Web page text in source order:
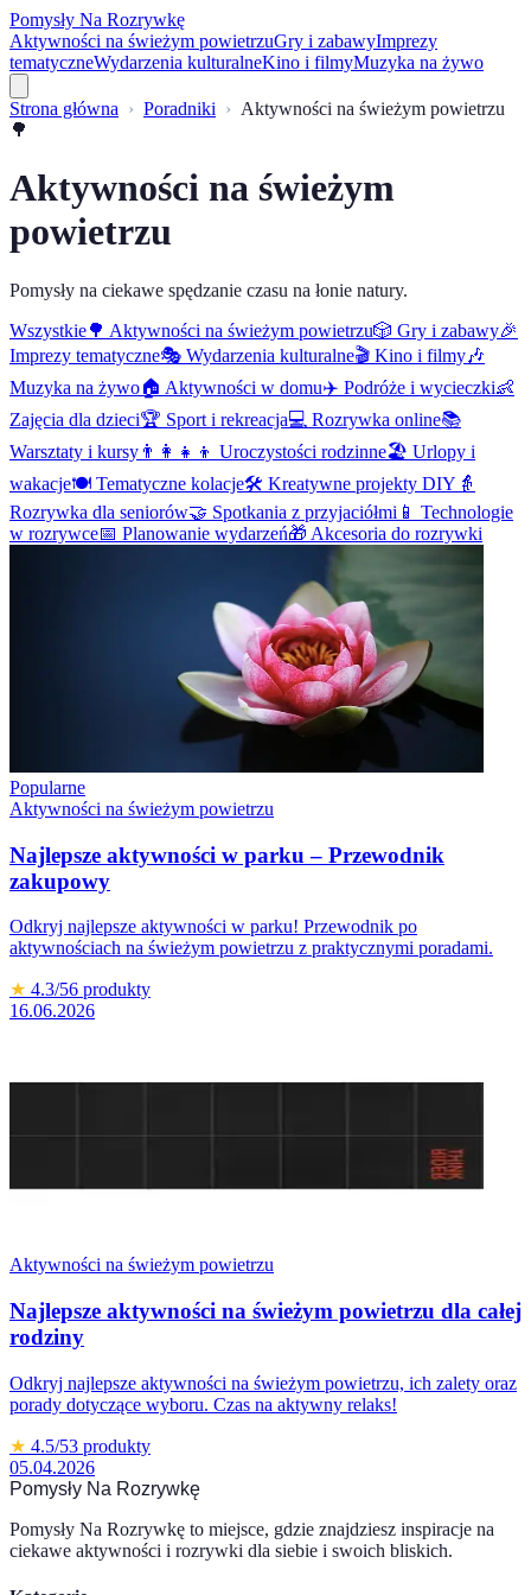
Pomysły Na Rozrywkę
Aktywności na świeżym powietrzuGry i zabawyImprezy
tematyczneWydarzenia kulturalneKino i filmyMuzyka na żywo
Strona główna Poradniki
Aktywności na świeżym powietrzu
🌳
Aktywności na świeżym
powietrzu
Pomysły na ciekawe spędzanie czasu na łonie natury.
Wszystkie🌳 Aktywności na świeżym powietrzu🎲 Gry i zabawy🎉
Imprezy tematyczne🎭 Wydarzenia kulturalne🎬 Kino i filmy🎶
Muzyka na żywo🏠 Aktywności w domu✈️ Podróże i wycieczki👶
Zajęcia dla dzieci🏆 Sport i rekreacja💻 Rozrywka online📚
Warsztaty i kursy 👨‍👩‍👧‍👦 Uroczystości rodzinne🏖️ Urlopy i
wakacje🍽️ Tematyczne kolacje🛠️ Kreatywne projekty DIY 👵
Rozrywka dla seniorów🤝 Spotkania z przyjaciółmi 📱 Technologie
w rozrywce📅 Planowanie wydarzeń🎁 Akcesoria do rozrywki
Popularne
Aktywności na świeżym powietrzu
Najlepsze aktywności w parku – Przewodnik
zakupowy
Odkryj najlepsze aktywności w parku! Przewodnik po
aktywnościach na świeżym powietrzu z praktycznymi poradami.
★ 4.3/56 produkty
16.06.2026
Aktywności na świeżym powietrzu
Najlepsze aktywności na świeżym powietrzu dla całej
rodziny
Odkryj najlepsze aktywności na świeżym powietrzu, ich zalety oraz
porady dotyczące wyboru. Czas na aktywny relaks!
★ 4.5/53 produkty
05.04.2026
Pomysły Na Rozrywkę
Pomysły Na Rozrywkę to miejsce, gdzie znajdziesz inspiracje na
ciekawe aktywności i rozrywki dla siebie i swoich bliskich.